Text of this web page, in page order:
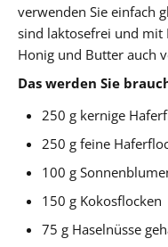
verwenden Sie einfach
sind laktosefrei und mit
Honig und Butter auch
Das werden Sie
250 g kernige
250 g feine
100 g
150 g Kokosflocken
75 g Haselnüsse